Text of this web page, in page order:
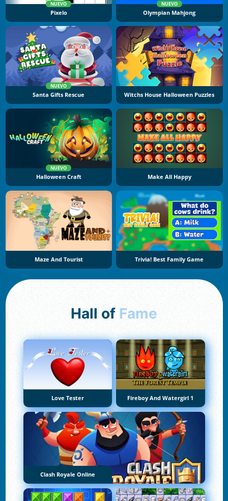
NUEVO
Pixelo
NUEVO
Olympian Mahjong
NUEVO
Santa Gifts Rescue Witchs House Halloween Puzzles
NUEVO
Halloween Craft Make All Happy
Maze And Tourist Trivia! Best Family Game
Hall of Fame
Love Tester Fireboy And Watergirl 1
Clash Royale Online